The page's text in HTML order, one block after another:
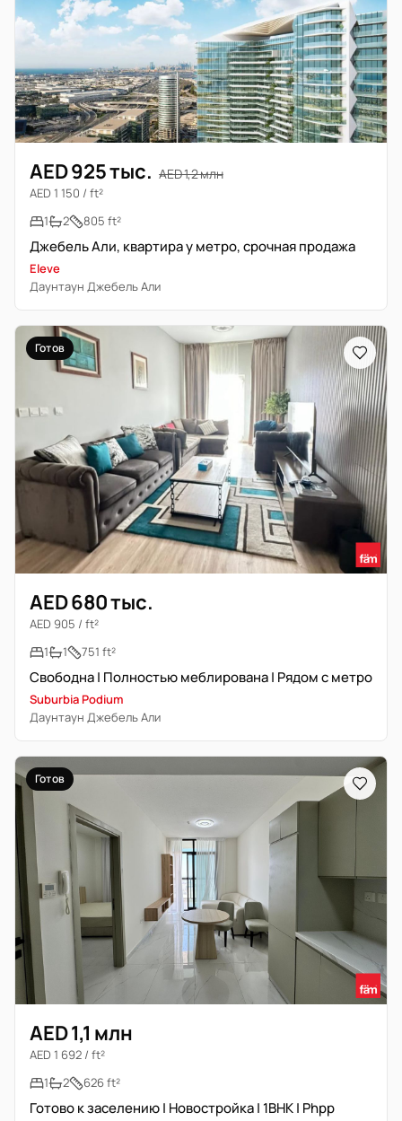
AED 925 тыс. AED 1,2 млн
AED 1 150 / ft²
1
2 805 ft²
Джебель Али, квартира у метро, срочная продажа
Eleve
Даунтаун Джебель Али
Готов
AED 680 тыс.
AED 905 / ft²
1
1 751 ft²
Свободна | Полностью меблирована | Рядом с метро
Suburbia Podium
Даунтаун Джебель Али
Готов
AED 1,1 млн
AED 1 692 / ft²
1
2 626 ft²
Готово к заселению | Новостройка | 1BHK | Phpp